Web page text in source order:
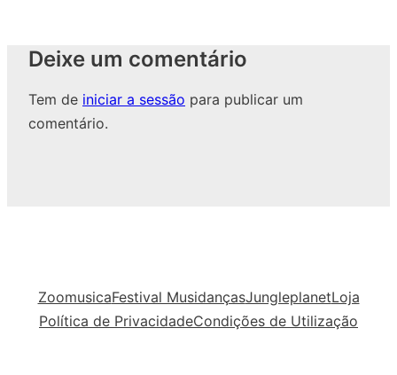
Deixe um comentário
Tem de iniciar a sessão para publicar um
comentário.
ZoomusicaFestival MusidançasJungleplanetLoja
Política de PrivacidadeCondições de Utilização